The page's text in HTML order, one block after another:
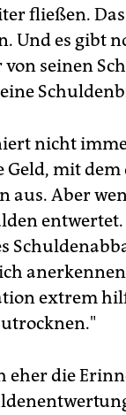
fließen.
es gibt
seinen
nicht
Geld, mit
aus. Aber
extrem
die